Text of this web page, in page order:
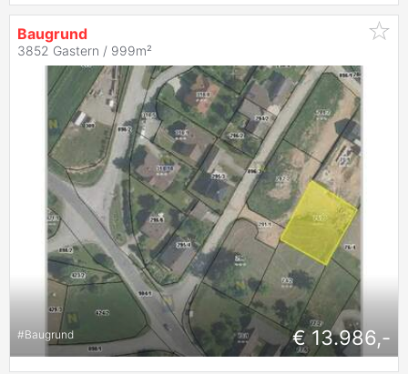
Baugrund
3852 Gastern / 999m²
#Baugrund € 13.986,-